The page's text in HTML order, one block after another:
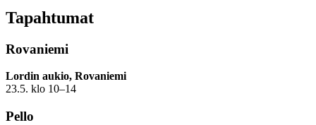
Tapahtumat
Rovaniemi
Lordin aukio, Rovaniemi
23.5. klo 10–14
Pello